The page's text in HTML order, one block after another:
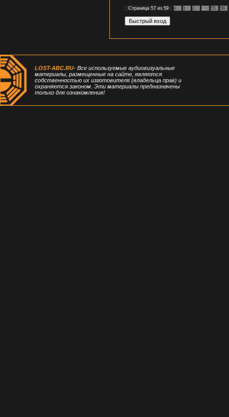
Страница 57 из 59 « 1 2 55 56
LOST-ABC.RU- Все используемые аудиовизуальные
материалы, размещенные на сайте, являются
собственностью их изготовителя (владельца прав) и
охраняются законом. Эти материалы предназначены
только для ознакомления!